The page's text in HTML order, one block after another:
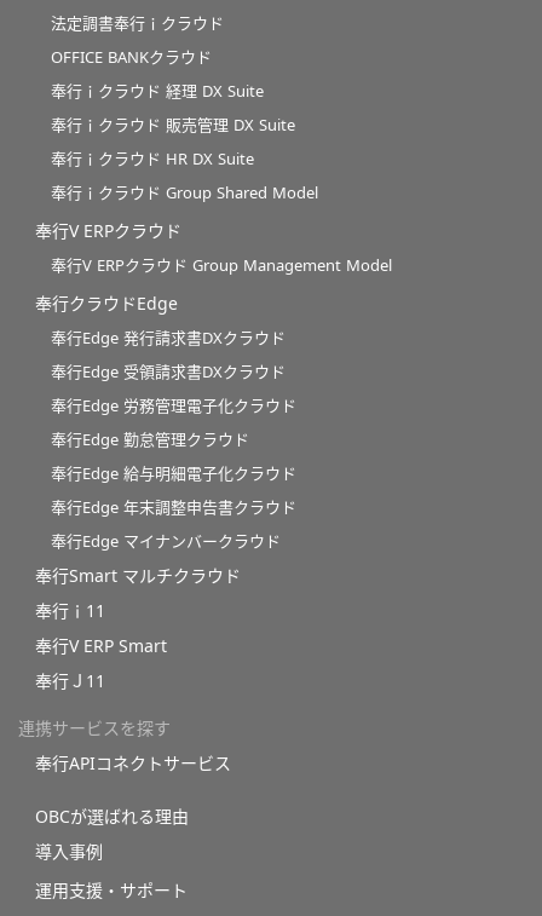
法定調書奉行ｉクラウド
OFFICE BANKクラウド
奉行ｉクラウド 経理 DX Suite
奉行ｉクラウド 販売管理 DX Suite
奉行ｉクラウド HR DX Suite
奉行ｉクラウド Group Shared Model
奉行V ERPクラウド
奉行V ERPクラウド Group Management Model
奉行クラウドEdge
奉行Edge 発行請求書DXクラウド
奉行Edge 受領請求書DXクラウド
奉行Edge 労務管理電子化クラウド
奉行Edge 勤怠管理クラウド
奉行Edge 給与明細電子化クラウド
奉行Edge 年末調整申告書クラウド
奉行Edge マイナンバークラウド
奉行Smart マルチクラウド
奉行ｉ11
奉行V ERP Smart
奉行Ｊ11
連携サービスを探す
奉行APIコネクトサービス
OBCが選ばれる理由
導入事例
運用支援・サポート